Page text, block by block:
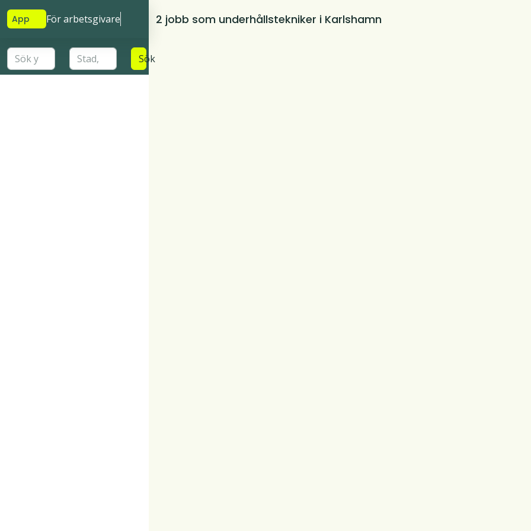
App För arbetsgivare
Sök
2 jobb som underhållstekniker i Karlshamn